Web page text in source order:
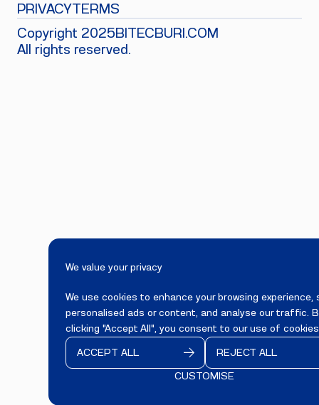
We value your privacy
We use cookies to enhance your browsing experience,
personalised ads or content, and analyse our traffic.
clicking "Accept All", you consent to our use of
CUSTOMISE
REJECT ALL
ACCEPT ALL
PRIVACYTERMS
Copyright 2025BITECBURI.COM
All rights reserved.